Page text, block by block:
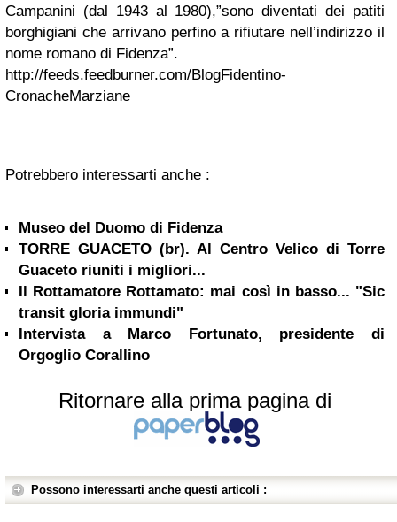
Campanini (dal 1943 al 1980),”sono diventati dei patiti
borghigiani che arrivano perfino a rifiutare nell’indirizzo il
nome romano di Fidenza”.
http://feeds.feedburner.com/BlogFidentino-
CronacheMarziane
Potrebbero interessarti anche :
Museo del Duomo di Fidenza
TORRE GUACETO (br). Al Centro Velico di Torre
Guaceto riuniti i migliori...
Il Rottamatore Rottamato: mai così in basso... "Sic
transit gloria immundi"
Intervista a Marco Fortunato, presidente di
Orgoglio Corallino
Ritornare alla prima pagina di
Possono interessarti anche questi articoli :